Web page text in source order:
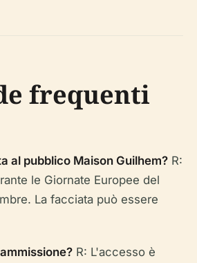
frequenti
al pubblico Maison Guilhem? R:
le Giornate Europee del
La facciata può essere
R: L'accesso è